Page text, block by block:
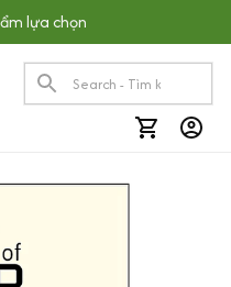
lựa chọn